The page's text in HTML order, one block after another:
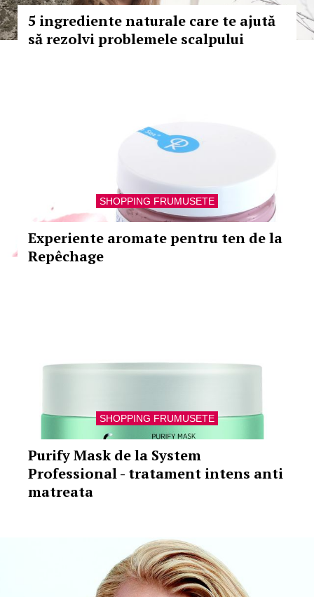
5 ingrediente naturale care te ajută
să rezolvi problemele scalpului
SHOPPING FRUMUSETE
Experiente aromate pentru ten de la
Repêchage
SHOPPING FRUMUSETE
Purify Mask de la System
Professional - tratament intens anti
matreata